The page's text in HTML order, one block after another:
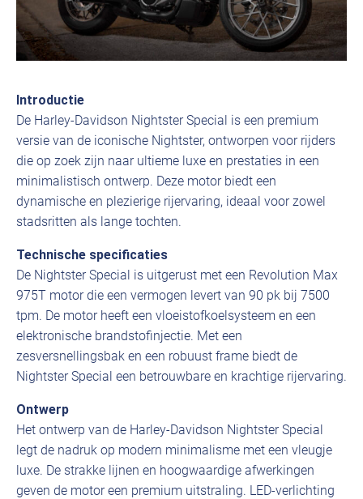
Introductie
De Harley-Davidson Nightster Special is een premium
versie van de iconische Nightster, ontworpen voor rijders
die op zoek zijn naar ultieme luxe en prestaties in een
minimalistisch ontwerp. Deze motor biedt een
dynamische en plezierige rijervaring, ideaal voor zowel
stadsritten als lange tochten.
Technische specificaties
De Nightster Special is uitgerust met een Revolution Max
975T motor die een vermogen levert van 90 pk bij 7500
tpm. De motor heeft een vloeistofkoelsysteem en een
elektronische brandstofinjectie. Met een
zesversnellingsbak en een robuust frame biedt de
Nightster Special een betrouwbare en krachtige rijervaring.
Ontwerp
Het ontwerp van de Harley-Davidson Nightster Special
legt de nadruk op modern minimalisme met een vleugje
luxe. De strakke lijnen en hoogwaardige afwerkingen
geven de motor een premium uitstraling. LED-verlichting